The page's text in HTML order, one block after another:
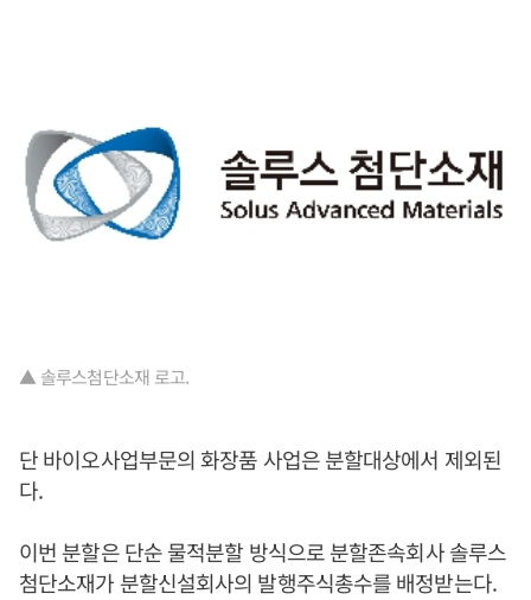
▲ 솔루스첨단소재 로고.
단 바이오사업부문의 화장품 사업은 분할대상에서 제외된
다.
이번 분할은 단순 물적분할 방식으로 분할존속회사 솔루스
첨단소재가 분할신설회사의 발행주식총수를 배정받는다.